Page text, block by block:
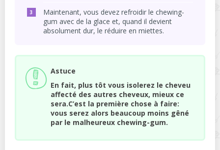
Maintenant, vous devez refroidir le chewing-
gum avec de la glace et, quand il devient
absolument dur, le réduire en miettes.
Astuce
En fait, plus tôt vous isolerez le cheveu
affecté des autres cheveux, mieux ce
sera.C’est la première chose à faire:
vous serez alors beaucoup moins gêné
par le malheureux chewing-gum.